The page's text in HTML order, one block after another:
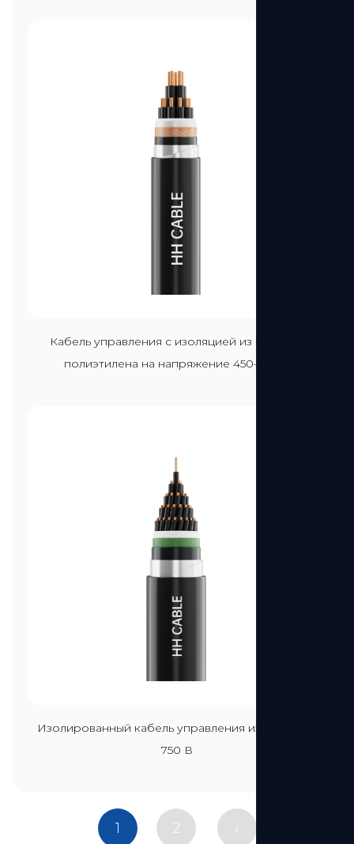
Посмотреть больше
Кабель управления с изоляцией из сшитого
полиэтилена на напряжение 450–750 В
Посмотреть больше
Изолированный кабель управления из ПВХ 450-
750 В
1 2 ›